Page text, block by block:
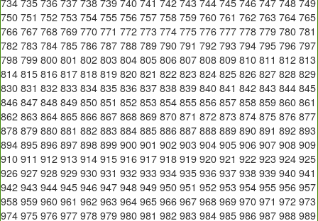
750 751 752 753 754 755 756 757 758 759 760 761 762 763 764 765
766 767 768 769 770 771 772 773 774 775 776 777 778 779 780 781
782 783 784 785 786 787 788 789 790 791 792 793 794 795 796 797
798 799 800 801 802 803 804 805 806 807 808 809 810 811 812 813
814 815 816 817 818 819 820 821 822 823 824 825 826 827 828 829
830 831 832 833 834 835 836 837 838 839 840 841 842 843 844 845
846 847 848 849 850 851 852 853 854 855 856 857 858 859 860 861
862 863 864 865 866 867 868 869 870 871 872 873 874 875 876 877
878 879 880 881 882 883 884 885 886 887 888 889 890 891 892 893
894 895 896 897 898 899 900 901 902 903 904 905 906 907 908 909
910 911 912 913 914 915 916 917 918 919 920 921 922 923 924 925
926 927 928 929 930 931 932 933 934 935 936 937 938 939 940 941
942 943 944 945 946 947 948 949 950 951 952 953 954 955 956 957
958 959 960 961 962 963 964 965 966 967 968 969 970 971 972 973
974 975 976 977 978 979 980 981 982 983 984 985 986 987 988 989